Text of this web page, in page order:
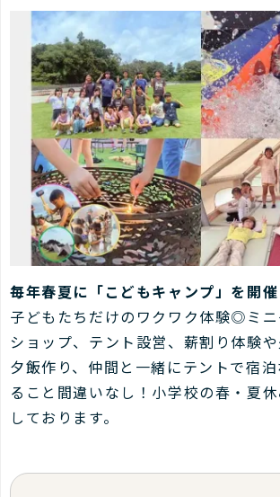
毎年春夏に「こどもキャンプ」を開催
子どもたちだけのワクワク体験◎ミ
ショップ、テント設営、薪割り体験や
夕飯作り、仲間と一緒にテントで宿
ること間違いなし！小学校の春・夏
しております。